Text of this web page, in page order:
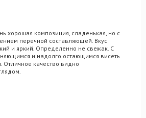
хорошая композиция, сладенькая, но с
перечной составляющей. Вкус
и яркий. Определенно не свежак. С
и надолго остающимся висеть
качество видно